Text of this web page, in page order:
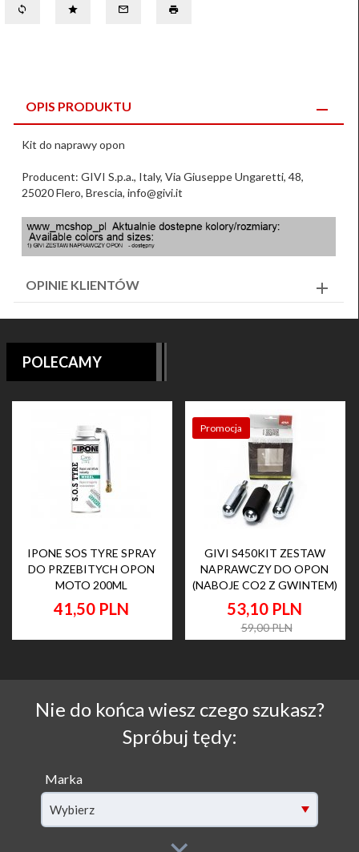
OPIS PRODUKTU
Kit do naprawy opon
Producent: GIVI S.p.a., Italy, Via Giuseppe Ungaretti, 48,
25020 Flero, Brescia, info@givi.it
OPINIE KLIENTÓW
POLECAMY
IPONE SOS TYRE SPRAY
DO PRZEBITYCH OPON
MOTO 200ML
41,50 PLN
Promocja
GIVI S450KIT ZESTAW
NAPRAWCZY DO OPON
(NABOJE CO2 Z GWINTEM)
53,10 PLN
59,00 PLN
Nie do końca wiesz czego szukasz?
Spróbuj tędy:
Marka
Wybierz